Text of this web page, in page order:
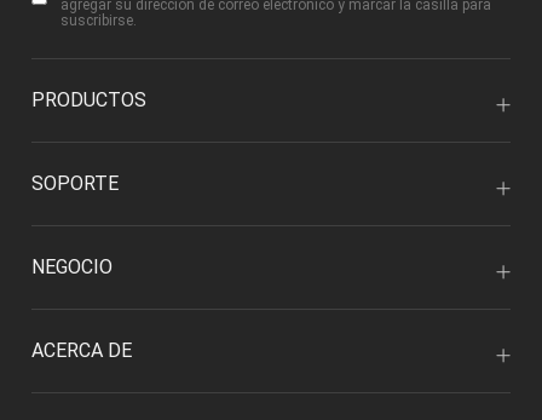
agregar su dirección de correo electrónico y marcar la casilla para
suscribirse.
PRODUCTOS
SOPORTE
NEGOCIO
ACERCA DE